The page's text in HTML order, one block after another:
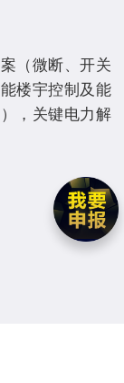
（微断、开关
楼宇控制及能
，关键电力解